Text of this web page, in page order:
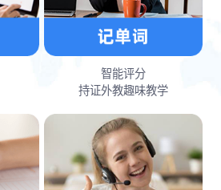
智能评分
持证外教趣味教学